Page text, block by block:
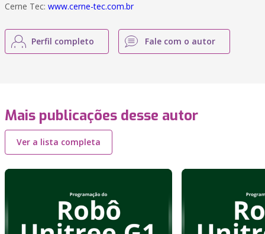
Cerne Tec: www.cerne-tec.com.br
Perfil completo Fale com o autor
Mais publicações desse autor
Ver a lista completa